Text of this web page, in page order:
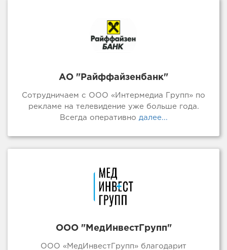
АО "Райффайзенбанк"
Сотрудничаем с ООО «Интермедиа Групп» по
рекламе на телевидение уже больше года.
Всегда оперативно далее...
ООО "МедИнвестГрупп"
ООО «МедИнвестГрупп» благодарит